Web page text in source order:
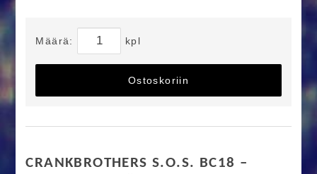
Määrä: kpl
Ostoskoriin
CRANKBROTHERS S.O.S. BC18 –